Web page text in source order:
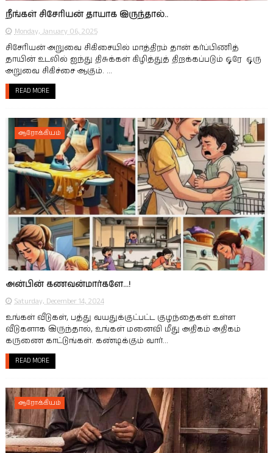
நீங்கள் சிசேரியன் தாயாக இருந்தால்..
Monday, January 06, 2025
சிசேரியன் அறுவை சிகிசையில் மாத்திரம் தான் கர்ப்பிணித்
தாயின் உடலில் ஐந்து திசுக்கள் கிழித்துத் திறக்கப்படும் ஒரே ஒரு
அறுவை சிகிச்சை ஆகும். ...
READ MORE
ஆரோக்கியம்
அன்பின் கணவன்மார்களே...!
Saturday, December 14, 2024
உங்கள் வீடுகள், பத்து வயதுக்குட்பட்ட குழந்தைகள் உள்ள
வீடுகளாக இருந்தால், உங்கள் மனைவி மீது அதிகம் அதிகம்
கருணை காட்டுங்கள். கண்டிக்கும் வார்...
READ MORE
ஆரோக்கியம்